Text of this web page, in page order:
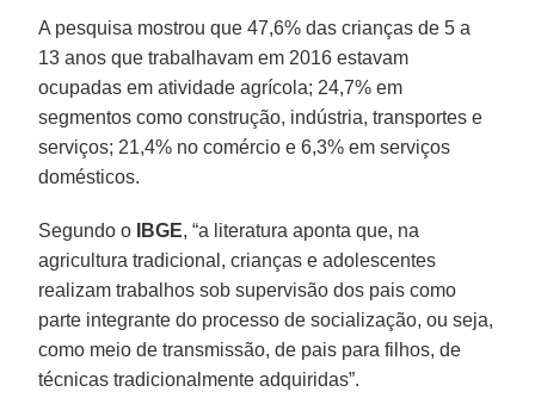
A pesquisa mostrou que 47,6% das crianças de 5 a
13 anos que trabalhavam em 2016 estavam
ocupadas em atividade agrícola; 24,7% em
segmentos como construção, indústria, transportes e
serviços; 21,4% no comércio e 6,3% em serviços
domésticos.
Segundo o IBGE, “a literatura aponta que, na
agricultura tradicional, crianças e adolescentes
realizam trabalhos sob supervisão dos pais como
parte integrante do processo de socialização, ou seja,
como meio de transmissão, de pais para filhos, de
técnicas tradicionalmente adquiridas”.